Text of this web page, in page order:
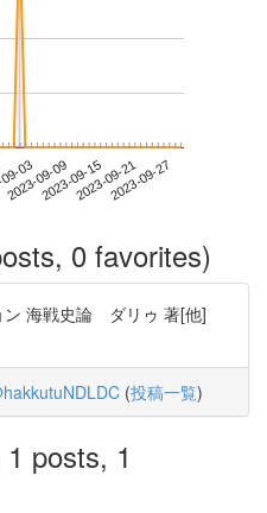
03
2023-09-092023-09-152023-09-212023-09-27
0 favorites)
ン 海戦史論 ダリゥ 著[他]
(投稿一覧)
posts, 1